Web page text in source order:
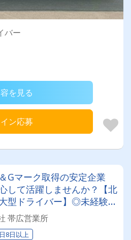
バー
を見る
ン応募
Gマーク取得の安定企業
して活躍しませんか？【北
型ドライバー】◎未経験歓
間◎賞与年3回（昨年度実
ゴ台車メイン
帯広営業所
8日以上